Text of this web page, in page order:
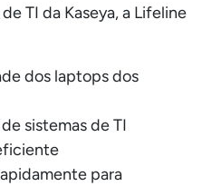
TI da Kaseya, a Lifeline
dos laptops dos
sistemas de TI
para